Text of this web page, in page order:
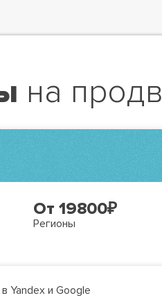
на
От 19800₽
Регионы
Yandex и Google